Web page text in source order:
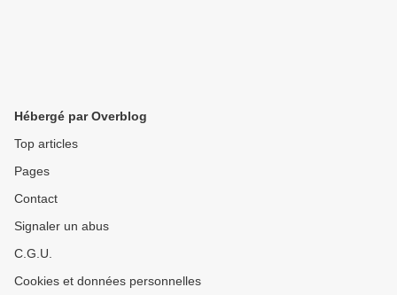
Hébergé par Overblog
Top articles
Pages
Contact
Signaler un abus
C.G.U.
Cookies et données personnelles